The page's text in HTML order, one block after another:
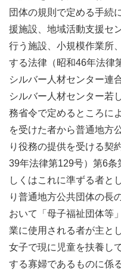
団体の規則で定める手続
援施設、地域活動支援セ
行う施設、小規模作業所
する法律（昭和46年法律
シルバー人材センター連
シルバー人材センター若
務省令で定めるところに
を受けた者から普通地方
り役務の提供を受ける契
39年法律第129号）第6
しくはこれに準ずる者と
り普通地方公共団体の長
おいて「母子福祉団体等
業に使用される者が主と
女子で現に児童を扶養し
する寡婦であるものに係